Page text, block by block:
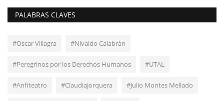
PALABRAS CLAVES
#Oscar Villagra #Nivaldo Calabrán
#Peregrinos por los Derechos Humanos #UTAL
#Anfiteatro #ClaudiaJorquera #Julio Montes Mellado